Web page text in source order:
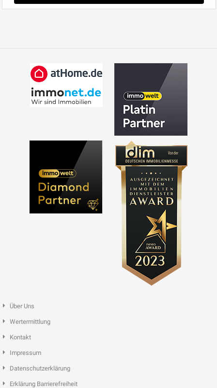
Über Uns
Wertermittlung
Kontakt
Impressum
Datenschutzerklärung
Erklärung Barrierefreiheit